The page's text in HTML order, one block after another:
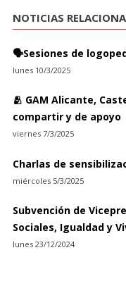
NOTICIAS
🗣️Sesiones de
lunes 10/3/2025
🫂 GAM Alicante,
compartir y de apoyo
viernes 7/3/2025
Charlas de
miércoles 5/3/2025
Subvención de
Sociales, Igualdad y
lunes 23/12/2024